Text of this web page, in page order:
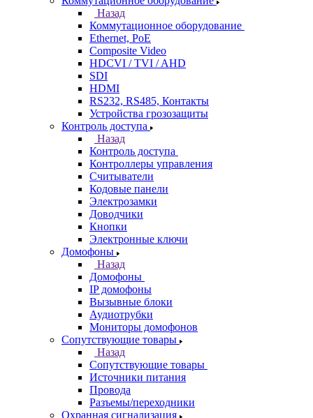
Назад
Коммутационное оборудование
Ethernet, PoE
Composite Video
HDCVI / TVI / AHD
SDI
HDMI
RS232, RS485, Контакты
Устройства грозозащиты
Контроль доступа
Назад
Контроль доступа
Контроллеры управления
Считыватели
Кодовые панели
Электрозамки
Доводчики
Кнопки
Электронные ключи
Домофоны
Назад
Домофоны
IP домофоны
Вызывные блоки
Аудиотрубки
Мониторы домофонов
Сопутствующие товары
Назад
Сопутствующие товары
Источники питания
Провода
Разъемы/переходники
Охранная сигнализация